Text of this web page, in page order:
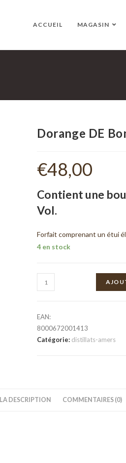
ACCUEIL MAGASIN
Dorange DE
€48,00
Contient une
Vol.
Forfait comprenant un étui
4 en stock
Dorange
DE
quantité
EAN:
8000672001413
Catégorie: distillats-amers
LA DESCRIPTION COMMENTAIRES (0)